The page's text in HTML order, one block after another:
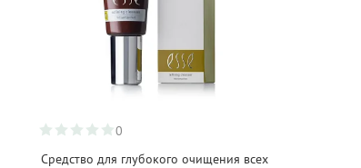
0
Средство для глубокого очищения всех